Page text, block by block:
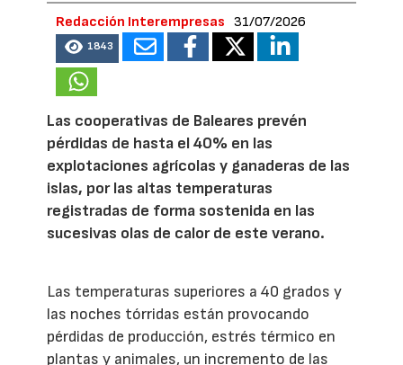
Redacción Interempresas 31/07/2026
1843
Las cooperativas de Baleares prevén
pérdidas de hasta el 40% en las
explotaciones agrícolas y ganaderas de las
islas, por las altas temperaturas
registradas de forma sostenida en las
sucesivas olas de calor de este verano.
Las temperaturas superiores a 40 grados y
las noches tórridas están provocando
pérdidas de producción, estrés térmico en
plantas y animales, un incremento de las